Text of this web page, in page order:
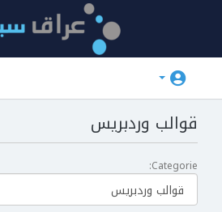
قوالب وردبريس
Categorie: